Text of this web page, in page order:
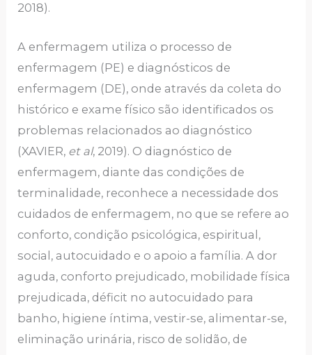
2018).
A enfermagem utiliza o processo de
enfermagem (PE) e diagnósticos de
enfermagem (DE), onde através da coleta do
histórico e exame físico são identificados os
problemas relacionados ao diagnóstico
(XAVIER, et al, 2019). O diagnóstico de
enfermagem, diante das condições de
terminalidade, reconhece a necessidade dos
cuidados de enfermagem, no que se refere ao
conforto, condição psicológica, espiritual,
social, autocuidado e o apoio a família. A dor
aguda, conforto prejudicado, mobilidade física
prejudicada, déficit no autocuidado para
banho, higiene íntima, vestir-se, alimentar-se,
eliminação urinária, risco de solidão, de